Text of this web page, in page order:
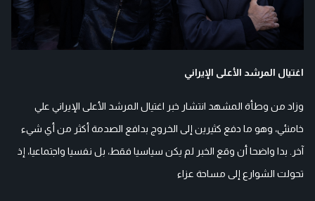
اغتيال المرشد الأعلى الإيراني
وزاد من وطأة المشهد انتشار خبر اغتيال المرشد الأعلى الإيراني علي
خامنئي، وهو ما دفع كثيرين إلى الخروج بدافع الصدمة أكثر من أي شيء
آخر. بدا واضحا أن وقع الخبر لم يكن سياسيا فقط، بل نفسيا واجتماعيا، إذ
تحولت الشوارع إلى مساحة عزاء